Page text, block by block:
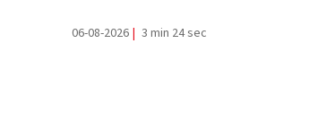
06-08-2026 | 3 min 24 sec